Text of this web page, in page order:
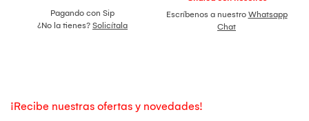
Pagando con Sip
¿No la tienes? Solicítala
Escríbenos a nuestro Whatsapp
Chat
¡Recibe nuestras ofertas y novedades!